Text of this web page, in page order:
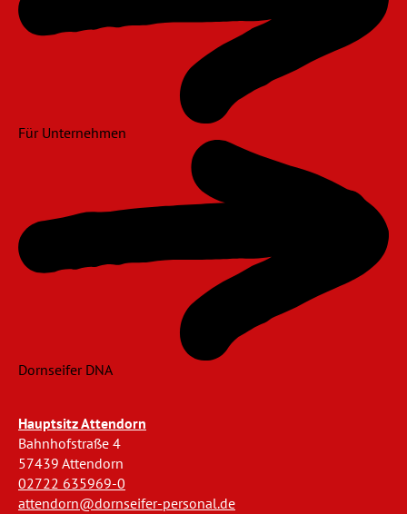
Für Unternehmen
Dornseifer DNA
Hauptsitz Attendorn
Bahnhofstraße 4
57439 Attendorn
02722 635969-0
attendorn@dornseifer-personal.de